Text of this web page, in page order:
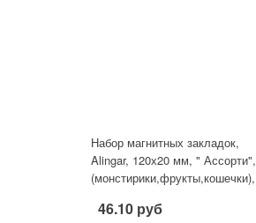
Набор магнитных закладок,
Alingar, 120х20 мм, " Ассорти",
(монстирики,фрукты,кошечки),
46.10 руб